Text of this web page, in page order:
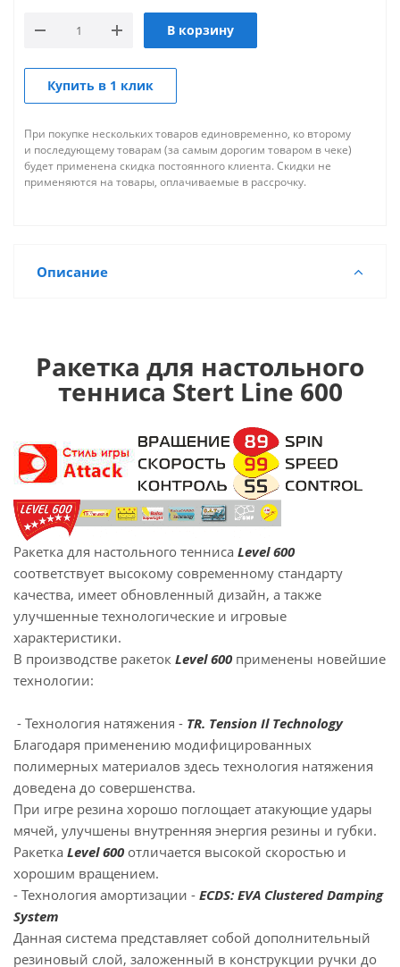
В корзину
Купить в 1 клик
При покупке нескольких товаров единовременно, ко второму
и последующему товарам (за самым дорогим товаром в чеке)
будет применена скидка постоянного клиента. Скидки не
применяются на товары, оплачиваемые в рассрочку.
Описание
Ракетка для настольного
тенниса Stert Line 600
Ракетка для настольного тенниса Level 600
соответствует высокому современному стандарту
качества, имеет обновленный дизайн, а также
улучшенные технологические и игровые
характеристики.
В производстве ракеток Level 600 применены новейшие
технологии:
- Технология натяжения - TR. Tension Il Technology
Благодаря применению модифицированных
полимерных материалов здесь технология натяжения
доведена до совершенства.
При игре резина хорошо поглощает атакующие удары
мячей, улучшены внутренняя энергия резины и губки.
Ракетка Level 600 отличается высокой скоростью и
хорошим вращением.
- Технология амортизации - ECDS: EVA Clustered Damping
System
Данная система представляет собой дополнительный
резиновый слой, заложенный в конструкции ручки до